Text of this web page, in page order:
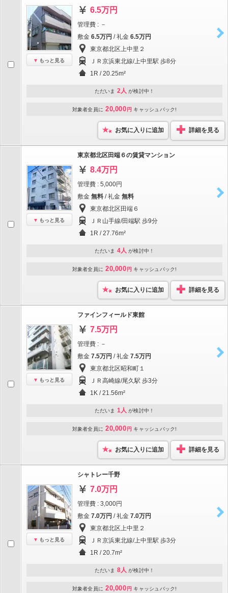
もっと見る
6.5万円
管理費 : －
敷金 6.5万円 / 礼金 6.5万円
東京都北区上中里２
ＪＲ京浜東北線/上中里駅 歩8分
1R / 20.25m²
ただいま 2人 が検討中！
対象者全員に 20,000 円 キャッシュバック!
お気に入りに追加 詳細を見る
もっと見る
東京都北区田端６の賃貸マンション
8.4万円
管理費 : 5,000円
敷金 無料 / 礼金 無料
東京都北区田端６
ＪＲ山手線/田端駅 歩9分
1R / 27.76m²
ただいま 4人 が検討中！
対象者全員に 20,000 円 キャッシュバック!
お気に入りに追加 詳細を見る
もっと見る
ファインフィールド東館
7.5万円
管理費 : －
敷金 7.5万円 / 礼金 7.5万円
東京都北区昭和町１
ＪＲ高崎線/尾久駅 歩3分
1K / 21.56m²
ただいま 1人 が検討中！
対象者全員に 20,000 円 キャッシュバック!
お気に入りに追加 詳細を見る
もっと見る
シャトレー千野
7.0万円
管理費 : 3,000円
敷金 7.0万円 / 礼金 7.0万円
東京都北区上中里２
ＪＲ京浜東北線/上中里駅 歩3分
1R / 20.7m²
ただいま 8人 が検討中！
対象者全員に 20,000 円 キャッシュバック!